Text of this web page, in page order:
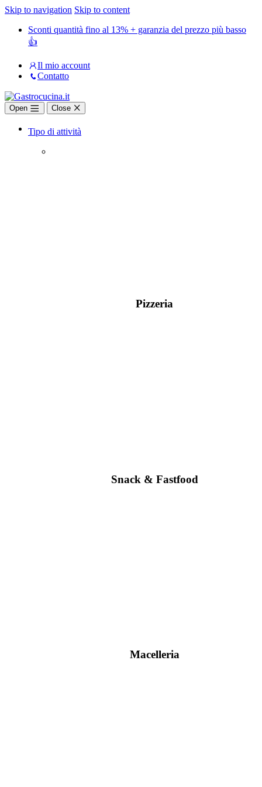
Skip to navigation Skip to content
Sconti quantità fino al 13% + garanzia del prezzo più basso
👍
Il mio account
Contatto
Open Close
Tipo di attività
Pizzeria
Snack & Fastfood
Macelleria